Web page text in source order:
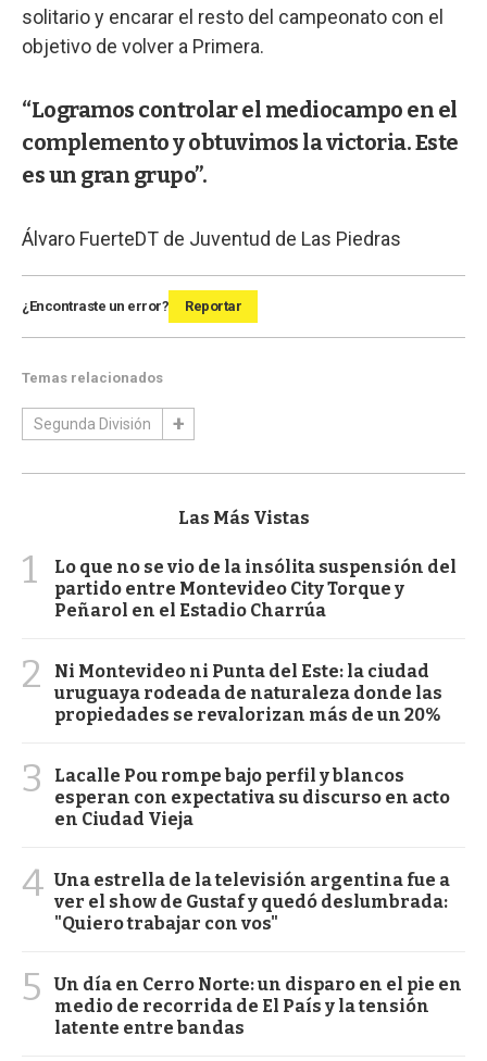
solitario y encarar el resto del campeonato con el
objetivo de volver a Primera.
“Logramos controlar el mediocampo en el
complemento y obtuvimos la victoria. Este
es un gran grupo”.
Álvaro FuerteDT de Juventud de Las Piedras
¿Encontraste un error? Reportar
Temas relacionados
Segunda División
Las Más Vistas
1
Lo que no se vio de la insólita suspensión del
partido entre Montevideo City Torque y
Peñarol en el Estadio Charrúa
2
Ni Montevideo ni Punta del Este: la ciudad
uruguaya rodeada de naturaleza donde las
propiedades se revalorizan más de un 20%
3
Lacalle Pou rompe bajo perfil y blancos
esperan con expectativa su discurso en acto
en Ciudad Vieja
4 Una estrella de la televisión argentina fue a
ver el show de Gustaf y quedó deslumbrada:
"Quiero trabajar con vos"
5
Un día en Cerro Norte: un disparo en el pie en
medio de recorrida de El País y la tensión
latente entre bandas